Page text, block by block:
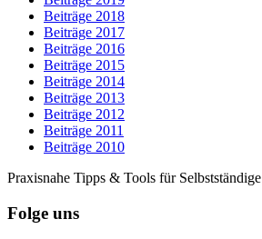
Beiträge 2018
Beiträge 2017
Beiträge 2016
Beiträge 2015
Beiträge 2014
Beiträge 2013
Beiträge 2012
Beiträge 2011
Beiträge 2010
Praxisnahe Tipps & Tools für Selbstständige
Folge uns